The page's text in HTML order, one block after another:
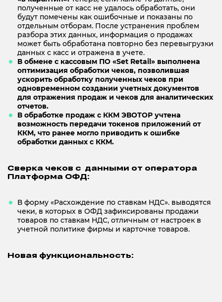
полученные от касс не удалось обработать, они
будут помечены как ошибочные и показаны по
отдельным отборам. После устранения проблем
разбора этих данных, информация о продажах
может быть обработана повторно без перевыгрузки
данных с касс и отражена в учете.
В обмене с кассовым ПО «Set Retail» выполнена
оптимизация обработки чеков, позволившая
ускорить обработку полученных чеков при
одновременном создании учетных документов
для отражения продаж и чеков для аналитических
отчетов.
В обработке продаж с ККМ ЭВОТОР учтена
возможность передачи токенов приложений от
ККМ, что ранее могло приводить к ошибке
обработки данных с ККМ.
Сверка чеков с данными от оператора
Платформа ОФД:
В форму «Расхождение по ставкам НДС». выводятся
чеки, в которых в ОФД зафиксированы продажи
товаров по ставкам НДС, отличным от настроек в
учетной политике фирмы и карточке товаров.
Новая функциональность: